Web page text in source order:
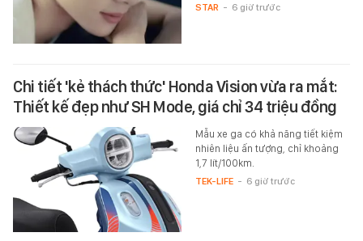
STAR - 6 giờ trước
Chi tiết 'kẻ thách thức' Honda Vision vừa ra mắt:
Thiết kế đẹp như SH Mode, giá chỉ 34 triệu đồng
Mẫu xe ga có khả năng tiết kiệm
nhiên liệu ấn tượng, chỉ khoảng
1,7 lít/100km.
TEK-LIFE - 6 giờ trước